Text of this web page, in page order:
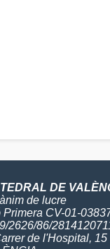
DE
de lucre
CV-01-
2626/86/
de l'Hospital, 15